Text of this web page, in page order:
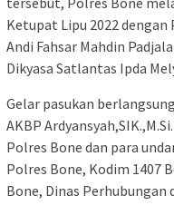
Ketupat Lipu 2022 dengan
Andi Fahsar Mahdin
Dikyasa Satlantas Ipda
Gelar pasukan
AKBP
Polres Bone dan para
Polres Bone, Kodim 1407
Bone, Dinas Perhubungan